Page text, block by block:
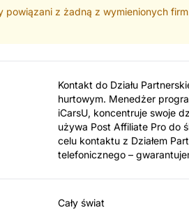
z żadną z wymienionych
Kontakt do Działu
hurtowym. Menedżer
iCarsU, koncentruje swoje
używa Post Affiliate Pro do
celu kontaktu z Działem
telefonicznego –
Cały świat